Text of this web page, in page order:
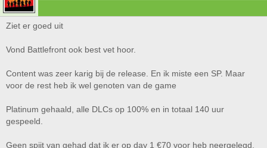
Ziet er goed uit
Vond Battlefront ook best vet hoor.
Content was zeer karig bij de release. En ik miste een SP. Maar
voor de rest heb ik wel genoten van de game
Platinum gehaald, alle DLCs op 100% en in totaal 140 uur
gespeeld.
Geen spijt van gehad dat ik er op day 1 €70 voor heb neergelegd.